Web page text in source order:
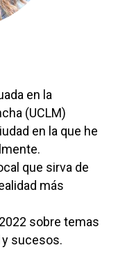
en la
(UCLM)
en la que he
que sirva de
más
sobre temas
y sucesos.